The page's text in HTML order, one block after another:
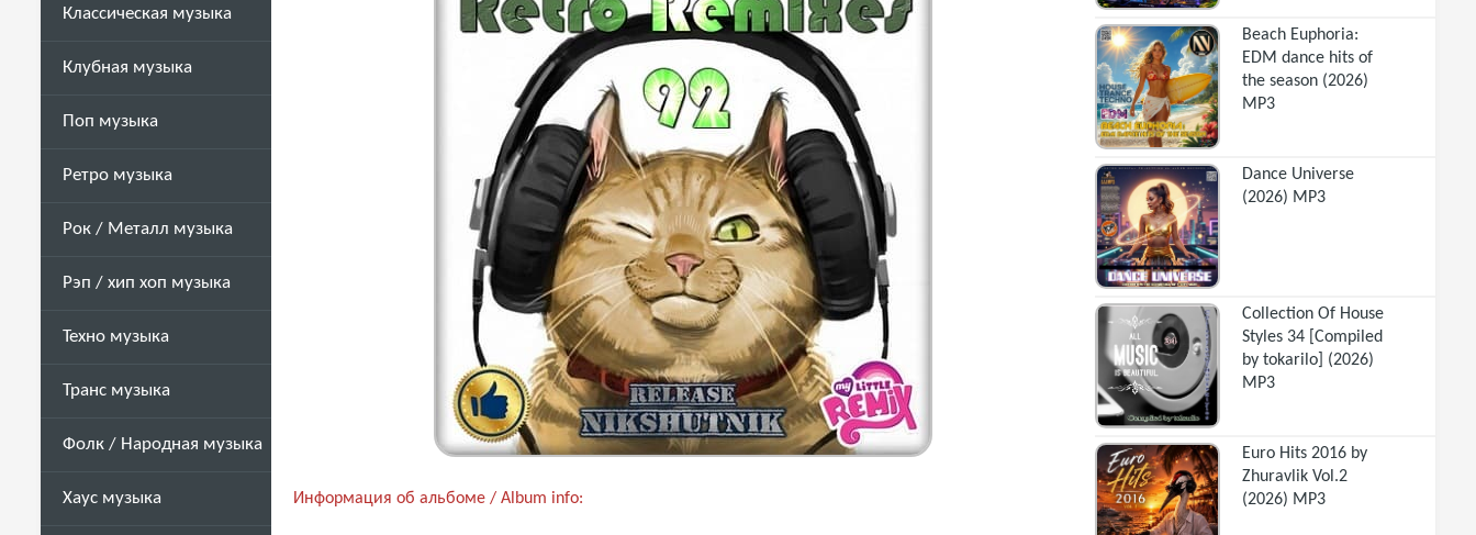
Классическая музыка
Клубная музыка
Поп музыка
Ретро музыка
Рок / Металл музыка
Рэп / хип хоп музыка
Техно музыка
Транс музыка
Фолк / Народная музыка
Хаус музыка Информация об альбоме / Album info:
Beach Euphoria:
EDM dance hits of
the season (2026)
MP3
Dance Universe
(2026) MP3
Collection Of House
Styles 34 [Compiled
by tokarilo] (2026)
MP3
Euro Hits 2016 by
Zhuravlik Vol.2
(2026) MP3